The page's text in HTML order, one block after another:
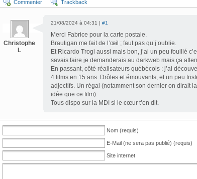
Commenter Trackback
Christophe
L
21/08/2024 à 04:31 | #1
Merci Fabrice pour la carte postale.
Brautigan me fait de l’œil ; faut pas qu’j’oublie.
Et Ricardo Trogi aussi mais bon, j’ai un peu fouillé
savais faire je demanderais au darkweb mais ça
En passant, côté réalisateurs québécois : j’ai
4 films en 15 ans. Drôles et émouvants, et un peu
adjectifs. Un régal (notamment son dernier on dirait
idée que ce film).
Tous dispo sur la MDI si le cœur t’en dit.
Nom (requis)
E-Mail (ne sera pas publié) (requis)
Site internet